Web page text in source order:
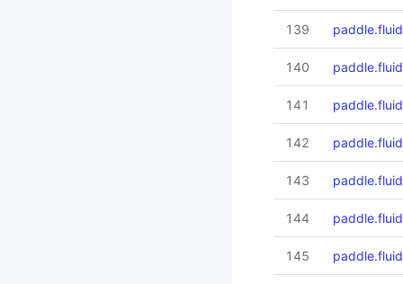
139
140
141
142
143
144
145